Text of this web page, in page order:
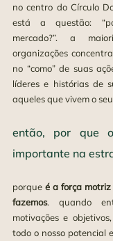
no centro do Círculo
está a questão:
mercado?”. a
organizações
no “como” de suas
líderes e histórias de
aqueles que vivem o seu
então, por que
importante na
porque é a força
fazemos. quando
motivações e
todo o nosso potencial